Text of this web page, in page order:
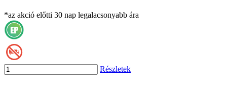
*az akció előtti 30 nap legalacsonyabb ára
Részletek